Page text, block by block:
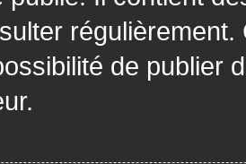
de publier